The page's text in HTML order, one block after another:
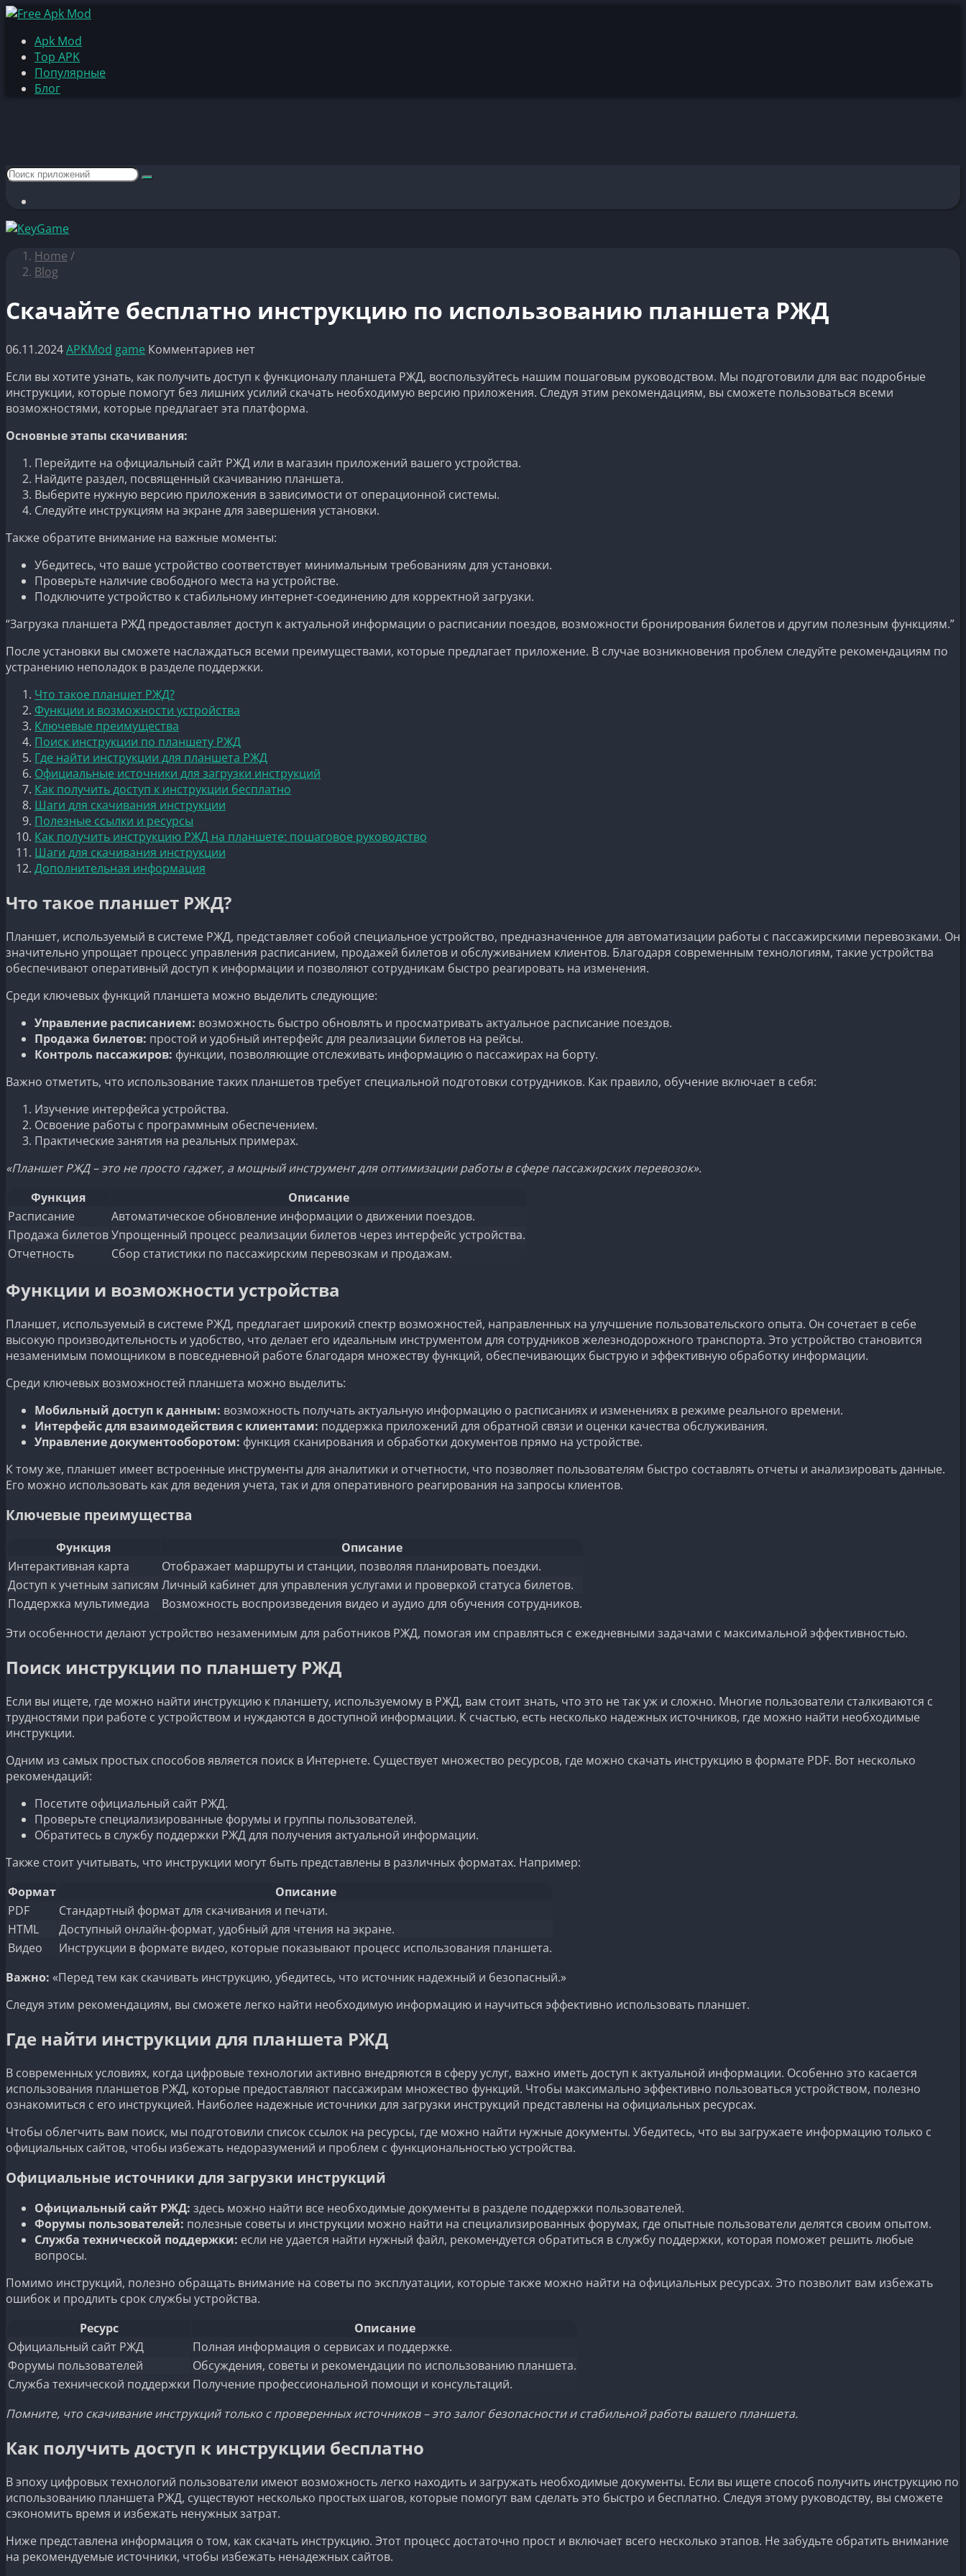
Apk Mod
Top APK
Популярные
Блог
Home /
Blog
Скачайте бесплатно инструкцию по использованию планшета РЖД
06.11.2024APKMod game Комментариев нет
Если вы хотите узнать, как получить доступ к функционалу планшета РЖД, воспользуйтесь нашим пошаговым руководством. Мы подготовили для вас подробные
инструкции, которые помогут без лишних усилий скачать необходимую версию приложения. Следуя этим рекомендациям, вы сможете пользоваться всеми
возможностями, которые предлагает эта платформа.
Основные этапы скачивания:
Перейдите на официальный сайт РЖД или в магазин приложений вашего устройства.
Найдите раздел, посвященный скачиванию планшета.
Выберите нужную версию приложения в зависимости от операционной системы.
Следуйте инструкциям на экране для завершения установки.
Также обратите внимание на важные моменты:
Убедитесь, что ваше устройство соответствует минимальным требованиям для установки.
Проверьте наличие свободного места на устройстве.
Подключите устройство к стабильному интернет-соединению для корректной загрузки.
“Загрузка планшета РЖД предоставляет доступ к актуальной информации о расписании поездов, возможности бронирования билетов и другим полезным функциям.”
После установки вы сможете наслаждаться всеми преимуществами, которые предлагает приложение. В случае возникновения проблем следуйте рекомендациям по
устранению неполадок в разделе поддержки.
Что такое планшет РЖД?
Функции и возможности устройства
Ключевые преимущества
Поиск инструкции по планшету РЖД
Где найти инструкции для планшета РЖД
Официальные источники для загрузки инструкций
Как получить доступ к инструкции бесплатно
Шаги для скачивания инструкции
Полезные ссылки и ресурсы
Как получить инструкцию РЖД на планшете: пошаговое руководство
Шаги для скачивания инструкции
Дополнительная информация
Что такое планшет РЖД?
Планшет, используемый в системе РЖД, представляет собой специальное устройство, предназначенное для автоматизации работы с пассажирскими перевозками. Он
значительно упрощает процесс управления расписанием, продажей билетов и обслуживанием клиентов. Благодаря современным технологиям, такие устройства
обеспечивают оперативный доступ к информации и позволяют сотрудникам быстро реагировать на изменения.
Среди ключевых функций планшета можно выделить следующие:
Управление расписанием: возможность быстро обновлять и просматривать актуальное расписание поездов.
Продажа билетов: простой и удобный интерфейс для реализации билетов на рейсы.
Контроль пассажиров: функции, позволяющие отслеживать информацию о пассажирах на борту.
Важно отметить, что использование таких планшетов требует специальной подготовки сотрудников. Как правило, обучение включает в себя:
Изучение интерфейса устройства.
Освоение работы с программным обеспечением.
Практические занятия на реальных примерах.
«Планшет РЖД – это не просто гаджет, а мощный инструмент для оптимизации работы в сфере пассажирских перевозок».
Функция
Описание
Расписание
Автоматическое обновление информации о движении поездов.
Продажа билетовУпрощенный процесс реализации билетов через интерфейс устройства.
Отчетность
Сбор статистики по пассажирским перевозкам и продажам.
Функции и возможности устройства
Планшет, используемый в системе РЖД, предлагает широкий спектр возможностей, направленных на улучшение пользовательского опыта. Он сочетает в себе
высокую производительность и удобство, что делает его идеальным инструментом для сотрудников железнодорожного транспорта. Это устройство становится
незаменимым помощником в повседневной работе благодаря множеству функций, обеспечивающих быструю и эффективную обработку информации.
Среди ключевых возможностей планшета можно выделить:
Мобильный доступ к данным: возможность получать актуальную информацию о расписаниях и изменениях в режиме реального времени.
Интерфейс для взаимодействия с клиентами: поддержка приложений для обратной связи и оценки качества обслуживания.
Управление документооборотом: функция сканирования и обработки документов прямо на устройстве.
К тому же, планшет имеет встроенные инструменты для аналитики и отчетности, что позволяет пользователям быстро составлять отчеты и анализировать данные.
Его можно использовать как для ведения учета, так и для оперативного реагирования на запросы клиентов.
Ключевые преимущества
Функция
Описание
Интерактивная карта
Отображает маршруты и станции, позволяя планировать поездки.
Доступ к учетным записям Личный кабинет для управления услугами и проверкой статуса билетов.
Поддержка мультимедиа
Возможность воспроизведения видео и аудио для обучения сотрудников.
Эти особенности делают устройство незаменимым для работников РЖД, помогая им справляться с ежедневными задачами с максимальной эффективностью.
Поиск инструкции по планшету РЖД
Если вы ищете, где можно найти инструкцию к планшету, используемому в РЖД, вам стоит знать, что это не так уж и сложно. Многие пользователи сталкиваются с
трудностями при работе с устройством и нуждаются в доступной информации. К счастью, есть несколько надежных источников, где можно найти необходимые
инструкции.
Одним из самых простых способов является поиск в Интернете. Существует множество ресурсов, где можно скачать инструкцию в формате PDF. Вот несколько
рекомендаций:
Посетите официальный сайт РЖД.
Проверьте специализированные форумы и группы пользователей.
Обратитесь в службу поддержки РЖД для получения актуальной информации.
Также стоит учитывать, что инструкции могут быть представлены в различных форматах. Например:
Формат
Описание
PDF
Стандартный формат для скачивания и печати.
HTML
Доступный онлайн-формат, удобный для чтения на экране.
Видео
Инструкции в формате видео, которые показывают процесс использования планшета.
Важно: «Перед тем как скачивать инструкцию, убедитесь, что источник надежный и безопасный.»
Следуя этим рекомендациям, вы сможете легко найти необходимую информацию и научиться эффективно использовать планшет.
Где найти инструкции для планшета РЖД
В современных условиях, когда цифровые технологии активно внедряются в сферу услуг, важно иметь доступ к актуальной информации. Особенно это касается
использования планшетов РЖД, которые предоставляют пассажирам множество функций. Чтобы максимально эффективно пользоваться устройством, полезно
ознакомиться с его инструкцией. Наиболее надежные источники для загрузки инструкций представлены на официальных ресурсах.
Чтобы облегчить вам поиск, мы подготовили список ссылок на ресурсы, где можно найти нужные документы. Убедитесь, что вы загружаете информацию только с
официальных сайтов, чтобы избежать недоразумений и проблем с функциональностью устройства.
Официальные источники для загрузки инструкций
Официальный сайт РЖД: здесь можно найти все необходимые документы в разделе поддержки пользователей.
Форумы пользователей: полезные советы и инструкции можно найти на специализированных форумах, где опытные пользователи делятся своим опытом.
Служба технической поддержки: если не удается найти нужный файл, рекомендуется обратиться в службу поддержки, которая поможет решить любые
вопросы.
Помимо инструкций, полезно обращать внимание на советы по эксплуатации, которые также можно найти на официальных ресурсах. Это позволит вам избежать
ошибок и продлить срок службы устройства.
Ресурс
Описание
Официальный сайт РЖД
Полная информация о сервисах и поддержке.
Форумы пользователей
Обсуждения, советы и рекомендации по использованию планшета.
Служба технической поддержки Получение профессиональной помощи и консультаций.
Помните, что скачивание инструкций только с проверенных источников – это залог безопасности и стабильной работы вашего планшета.
Как получить доступ к инструкции бесплатно
В эпоху цифровых технологий пользователи имеют возможность легко находить и загружать необходимые документы. Если вы ищете способ получить инструкцию по
использованию планшета РЖД, существуют несколько простых шагов, которые помогут вам сделать это быстро и бесплатно. Следуя этому руководству, вы сможете
сэкономить время и избежать ненужных затрат.
Ниже представлена информация о том, как скачать инструкцию. Этот процесс достаточно прост и включает всего несколько этапов. Не забудьте обратить внимание
на рекомендуемые источники, чтобы избежать ненадежных сайтов.